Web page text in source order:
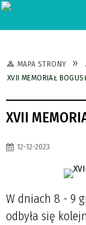
MAPA STRONY
XVII MEMORIAŁ
XVII
12-12-2023
W dniach 8 - 9
odbyła się